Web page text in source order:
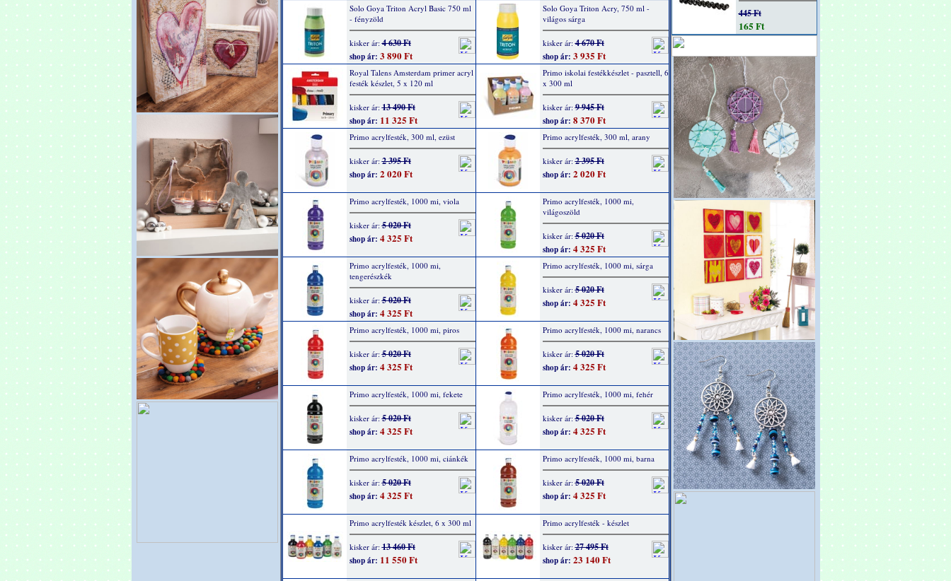
Solo Goya Triton Acryl Basic 750 ml
- fényzöld
kisker ár:4 630 Ft
shop ár: 3 890 Ft
Solo Goya Triton Acry, 750 ml -
világos sárga
kisker ár:4 670 Ft
shop ár: 3 935 Ft
Royal Talens Amsterdam primer acryl
festék készlet, 5 x 120 ml
kisker ár:13 490 Ft
shop ár: 11 325 Ft
Primo iskolai festékkészlet - pasztell, 6
x 300 ml
kisker ár:9 945 Ft
shop ár: 8 370 Ft
Primo acrylfesték, 300 ml, ezüst
kisker ár:2 395 Ft
shop ár: 2 020 Ft
Primo acrylfesték, 300 ml, arany
kisker ár:2 395 Ft
shop ár: 2 020 Ft
Primo acrylfesték, 1000 mi, viola
kisker ár:5 020 Ft
shop ár: 4 325 Ft
Primo acrylfesték, 1000 mi,
világoszöld
kisker ár:5 020 Ft
shop ár: 4 325 Ft
Primo acrylfesték, 1000 mi,
tengerészkék
kisker ár:5 020 Ft
shop ár: 4 325 Ft
Primo acrylfesték, 1000 mi, sárga
kisker ár:5 020 Ft
shop ár: 4 325 Ft
Primo acrylfesték, 1000 mi, piros
kisker ár:5 020 Ft
shop ár: 4 325 Ft
Primo acrylfesték, 1000 mi, narancs
kisker ár:5 020 Ft
shop ár: 4 325 Ft
Primo acrylfesték, 1000 mi, fekete
kisker ár:5 020 Ft
shop ár: 4 325 Ft
Primo acrylfesték, 1000 mi, fehér
kisker ár:5 020 Ft
shop ár: 4 325 Ft
Primo acrylfesték, 1000 mi, ciánkék
kisker ár:5 020 Ft
shop ár: 4 325 Ft
Primo acrylfesték, 1000 mi, barna
kisker ár:5 020 Ft
shop ár: 4 325 Ft
Primo acrylfesték készlet, 6 x 300 ml
kisker ár:13 460 Ft
shop ár: 11 550 Ft
Primo acrylfesték - készlet
kisker ár:27 495 Ft
shop ár: 23 140 Ft
445 Ft
165 Ft